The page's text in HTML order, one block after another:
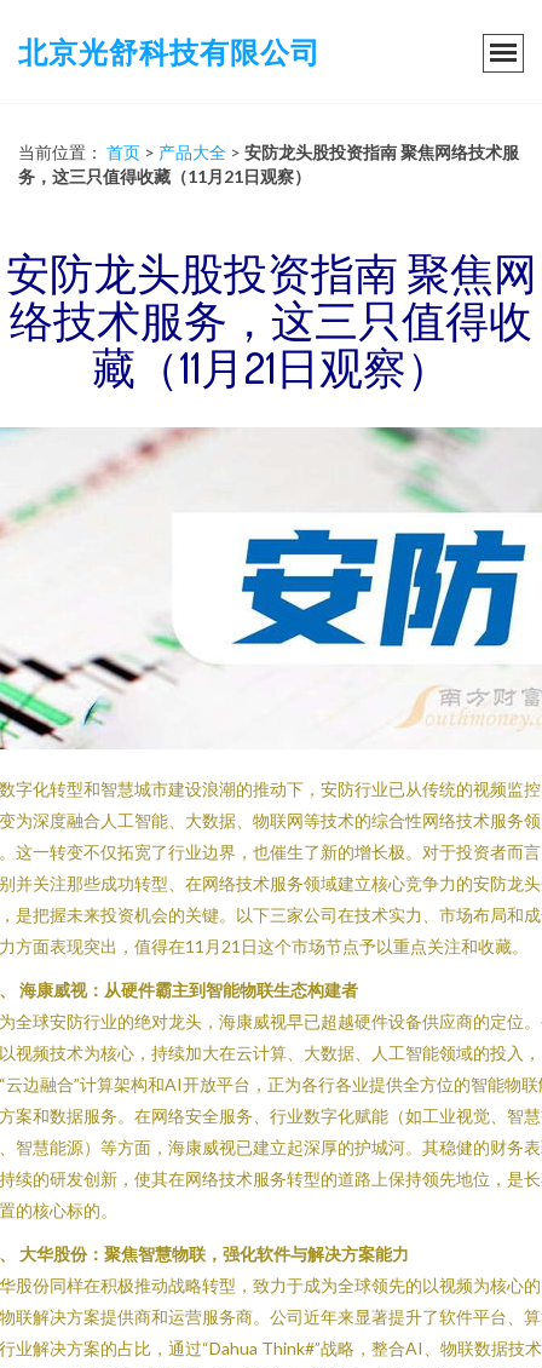
北京光舒科技有限公司
当前位置： 首页 > 产品大全 > 安防龙头股投资指南 聚焦网络技术服
务，这三只值得收藏（11月21日观察）
安防龙头股投资指南 聚焦网
络技术服务，这三只值得收
藏（11月21日观察）
字化转型和智慧城市建设浪潮的推动下，安防行业已从传统的视频监
为深度融合人工智能、大数据、物联网等技术的综合性网络技术服务领
这一转变不仅拓宽了行业边界，也催生了新的增长极。对于投资者而
并关注那些成功转型、在网络技术服务领域建立核心竞争力的安防龙
是把握未来投资机会的关键。以下三家公司在技术实力、市场布局和
方面表现突出，值得在11月21日这个市场节点予以重点关注和收藏。
海康威视：从硬件霸主到智能物联生态构建者
全球安防行业的绝对龙头，海康威视早已超越硬件设备供应商的定位
视频技术为核心，持续加大在云计算、大数据、人工智能领域的投入，
云边融合”计算架构和AI开放平台，正为各行各业提供全方位的智能物联
案和数据服务。在网络安全服务、行业数字化赋能（如工业视觉、智
智慧能源）等方面，海康威视已建立起深厚的护城河。其稳健的财务
续的研发创新，使其在网络技术服务转型的道路上保持领先地位，是
的核心标的。
大华股份：聚焦智慧物联，强化软件与解决方案能力
股份同样在积极推动战略转型，致力于成为全球领先的以视频为核心
联解决方案提供商和运营服务商。公司近年来显著提升了软件平台、
业解决方案的占比，通过“Dahua Think#”战略，整合AI、物联数据技